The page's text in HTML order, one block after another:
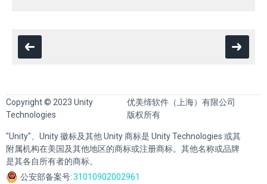
Copyright © 2023 Unity
Technologies
优美缔软件（上海）有限公司
版权所有
"Unity"、Unity 徽标及其他 Unity 商标是 Unity Technologies 或其
附属机构在美国及其他地区的商标或注册商标。其他名称或品牌
是其各自所有者的商标。
公安部备案号:31010902002961